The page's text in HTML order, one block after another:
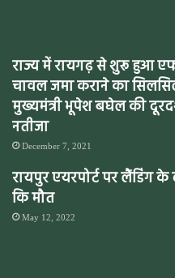
राज्य में रायगढ़ से शुरू हुआ
चावल जमा कराने का
मुख्यमंत्री भूपेश बघेल की
नतीजा
December 7, 2021
रायपुर एयरपोर्ट पर लैंडिंग के
कि मौत
May 12, 2022